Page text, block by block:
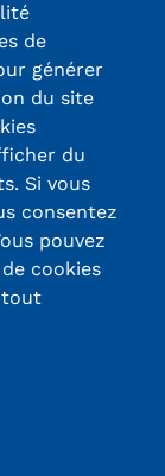
/
qualité
de
générer
du site
du
Si vous
consentez
pouvez
cookies
tout